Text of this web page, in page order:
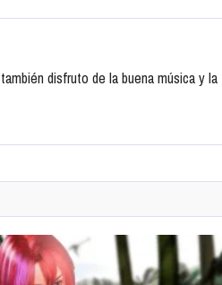
disfruto de la buena música y la